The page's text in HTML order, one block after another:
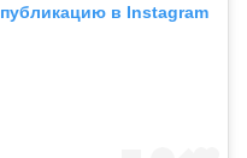
в Instagram